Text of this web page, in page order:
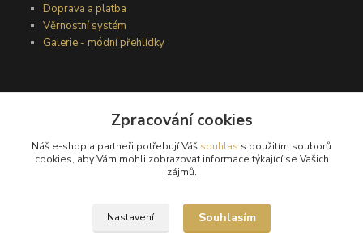
Doprava a platba
Věrnostní systém
Galerie - módní přehlídky
Obchodní podmínky
Ochrana osobních údajů
Kontakty
Reklamační řád
Zpracování cookies
Náš e-shop a partneři potřebují Váš souhlas s použitím souborů
cookies, aby Vám mohli zobrazovat informace týkající se Vašich
zájmů.
Nastavení Souhlasím